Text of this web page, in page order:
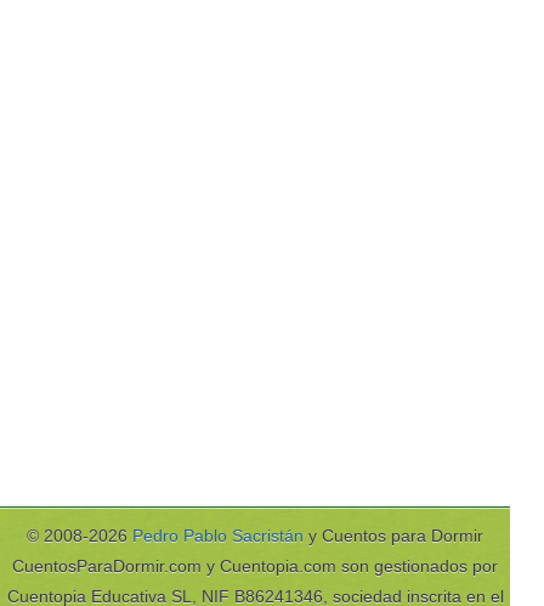
© 2008-2026 Pedro Pablo Sacristán y Cuentos para Dormir
CuentosParaDormir.com y Cuentopia.com son gestionados por
Cuentopia Educativa SL, NIF B86241346, sociedad inscrita en el